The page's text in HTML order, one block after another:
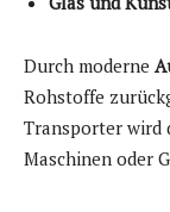
Durch moderne
Rohstoffe
Transporter wird
Maschinen oder